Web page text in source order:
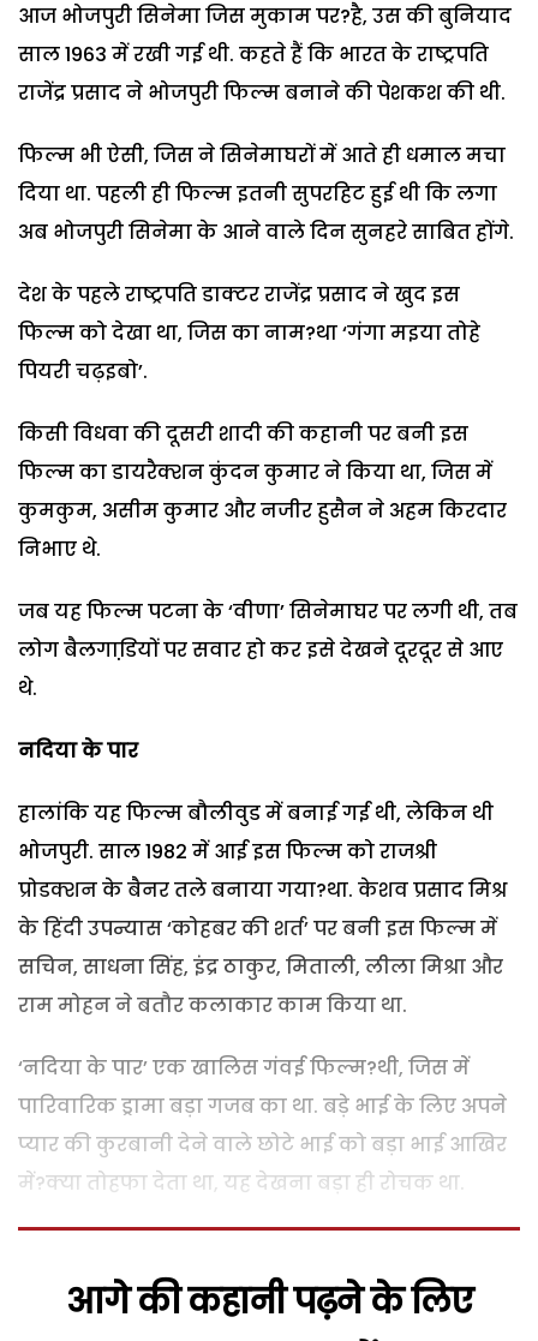
आज भोजपुरी सिनेमा जिस मुकाम पर?है, उस की बुनियाद
साल 1963 में रखी गई थी. कहते हैं कि भारत के राष्ट्रपति
राजेंद्र प्रसाद ने भोजपुरी फिल्म बनाने की पेशकश की थी.
फिल्म भी ऐसी, जिस ने सिनेमाघरों में आते ही धमाल मचा
दिया था. पहली ही फिल्म इतनी सुपरहिट हुई थी कि लगा
अब भोजपुरी सिनेमा के आने वाले दिन सुनहरे साबित होंगे.
देश के पहले राष्ट्रपति डाक्टर राजेंद्र प्रसाद ने खुद इस
फिल्म को देखा था, जिस का नाम?था ‘गंगा मइया तोहे
पियरी चढ़इबो’.
किसी विधवा की दूसरी शादी की कहानी पर बनी इस
फिल्म का डायरैक्शन कुंदन कुमार ने किया था, जिस में
कुमकुम, असीम कुमार और नजीर हुसैन ने अहम किरदार
निभाए थे.
जब यह फिल्म पटना के ‘वीणा’ सिनेमाघर पर लगी थी, तब
लोग बैलगाडि़यों पर सवार हो कर इसे देखने दूरदूर से आए
थे.
नदिया के पार
हालांकि यह फिल्म बौलीवुड में बनाई गई थी, लेकिन थी
भोजपुरी. साल 1982 में आई इस फिल्म को राजश्री
प्रोडक्शन के बैनर तले बनाया गया?था. केशव प्रसाद मिश्र
के हिंदी उपन्यास ‘कोहबर की शर्त’ पर बनी इस फिल्म में
सचिन, साधना सिंह, इंद्र ठाकुर, मिताली, लीला मिश्रा और
राम मोहन ने बतौर कलाकार काम किया था.
‘नदिया के पार’ एक खालिस गंवई फिल्म?थी, जिस में
पारिवारिक ड्रामा बड़ा गजब का था. बड़े भाई के लिए अपने
प्यार की कुरबानी देने वाले छोटे भाई को बड़ा भाई आखिर
में?क्या तोहफा देता था, यह देखना बड़ा ही रोचक था.
आगे की कहानी पढ़ने के लिए